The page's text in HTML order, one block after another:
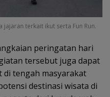
terkait ikut serta Fun Run.
peringatan hari
tersebut juga dapat
di tengah masyarakat
destinasi wisata di